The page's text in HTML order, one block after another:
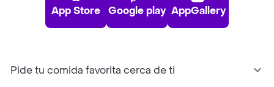
App Store Google play AppGallery
Pide tu comida favorita cerca de ti